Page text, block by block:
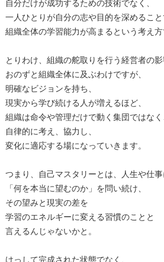
自分だけが成功するための技術でなく、
一人ひとりが自分の志や目的を深めること
組織全体の学習能力が高まるという考え方
とりわけ、組織の舵取りを行う経営者の影
おのずと組織全体に及ぶわけですが、
明確なビジョンを持ち、
現実から学び続ける人が増えるほど、
組織は命令や管理だけで動く集団ではなく
自律的に考え、協力し、
変化に適応する場になっていきます。
つまり、自己マスタリーとは、人生や仕
「何を本当に望むのか」を問い続け、
その望みと現実の差を
学習のエネルギーに変える習慣のことと
言えるんじゃないかと。